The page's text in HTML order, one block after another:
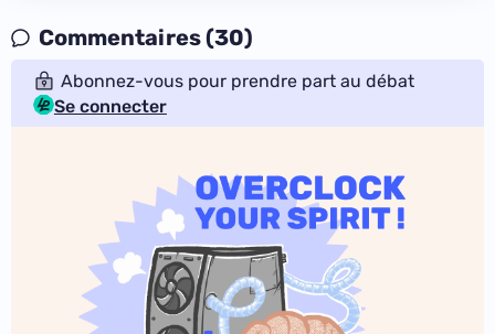
Commentaires (30)
Abonnez-vous pour prendre part au débat
Se connecter